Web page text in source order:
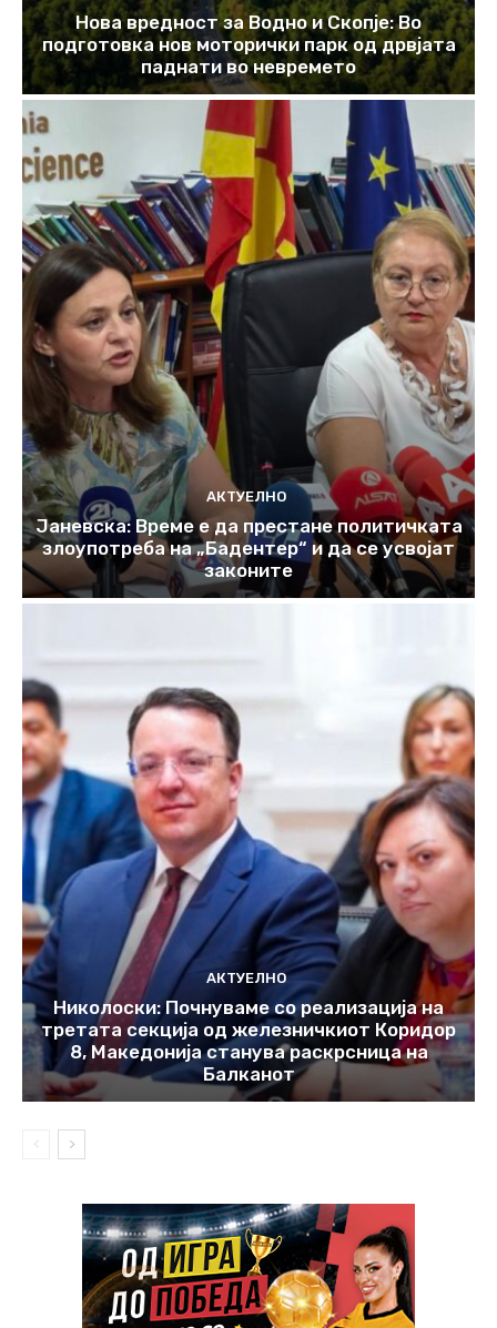
Нова вредност за Водно и Скопје: Во
подготовка нов моторички парк од дрвјата
паднати во невремето
АКТУЕЛНО
Јаневска: Време е да престане политичката
злоупотреба на „Бадентер“ и да се усвојат
законите
АКТУЕЛНО
Николоски: Почнуваме со реализација на
третата секција од железничкиот Коридор
8, Македонија станува раскрсница на
Балканот